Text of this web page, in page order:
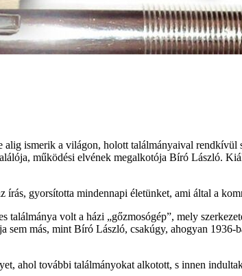
ismerik a világon, holott találmányaival rendkívül
működési elvének megalkotója Bíró László.
gyorsította mindennapi életünket, ami által a
volt a házi „gőzmosógép”, mely
sem más, mint Bíró László, csakúgy, ahogyan 1936-
ahol további találmányokat alkotott, s innen